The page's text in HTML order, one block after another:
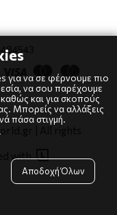
| All rights
with
για να σε φέρνουμε πιο
να σου παρέχουμε
και για σκοπούς
Μπορείς να αλλάξεις
πάσα στιγμή.
Αποδοχή Όλων